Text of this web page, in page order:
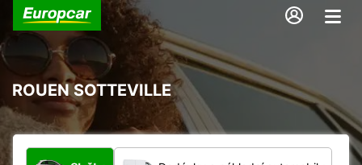
ROUEN SOTTEVILLE
Jaký typ vozidla?